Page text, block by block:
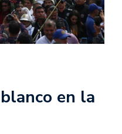
en la